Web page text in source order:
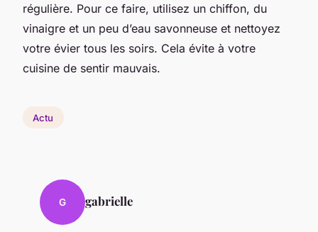
régulière. Pour ce faire, utilisez un chiffon, du
vinaigre et un peu d’eau savonneuse et nettoyez
votre évier tous les soirs. Cela évite à votre
cuisine de sentir mauvais.
Actu
G gabrielle